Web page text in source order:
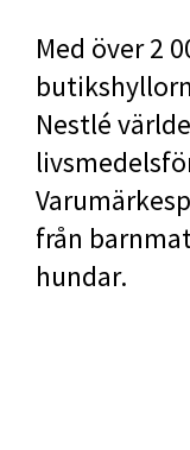
Med över 2
Nestlé
från
hundar.